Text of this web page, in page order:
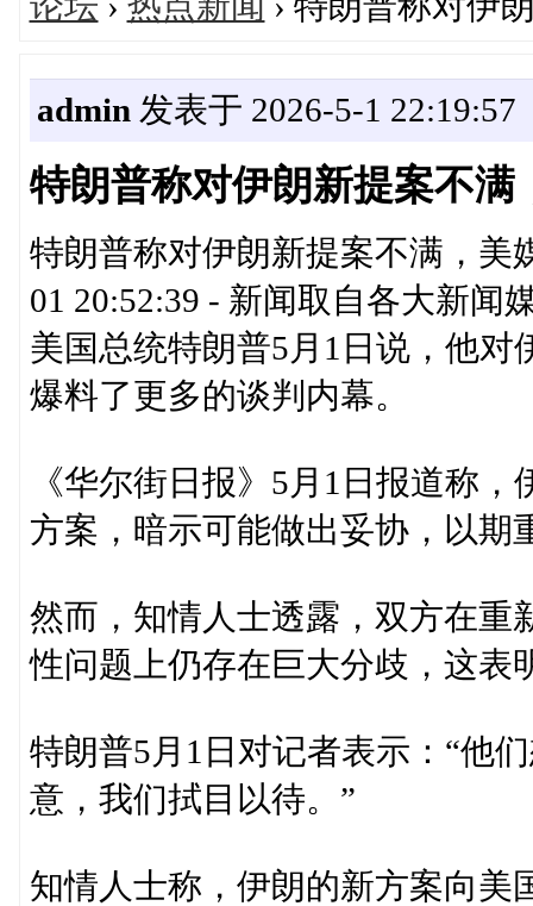
admin 发表于 2026-5-1 22:19:57
特朗普称对伊朗新提案不满
特朗普称对伊朗新提案不满，美
01 20:52:39 - 新闻取自各大新闻
美国总统特朗普5月1日说，他对
爆料了更多的谈判内幕。
《华尔街日报》5月1日报道称
方案，暗示可能做出妥协，以期
然而，知情人士透露，双方在重
性问题上仍存在巨大分歧，这表
特朗普5月1日对记者表示：“他
意，我们拭目以待。”
知情人士称，伊朗的新方案向美